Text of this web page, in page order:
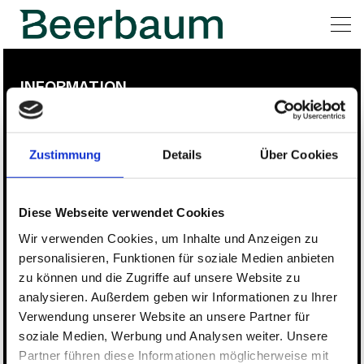
Zustimmung Details Über Cookies
Diese Webseite verwendet Cookies
Wir verwenden Cookies, um Inhalte und Anzeigen zu
personalisieren, Funktionen für soziale Medien anbieten
zu können und die Zugriffe auf unsere Website zu
analysieren. Außerdem geben wir Informationen zu Ihrer
Verwendung unserer Website an unsere Partner für
soziale Medien, Werbung und Analysen weiter. Unsere
Partner führen diese Informationen möglicherweise mit
All Pages Horses News Team
AKTUELLES
INFORMATION
Ludger Beerbaum
Aktuelles
Turnierstall
Hengststation
Geschäftsbedingungen
BEERBAUM STABLES
Kontakt
Kontakt Hengststation